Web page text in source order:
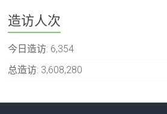
造访人次
今日造访: 6,354
总造访: 3,608,280